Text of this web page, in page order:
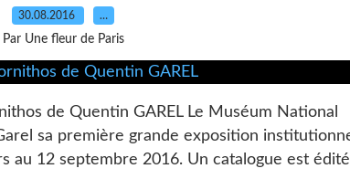
30.08.2016 …
Par Une fleur de Paris
de Quentin GAREL Le Muséum National
sa première grande exposition
au 12 septembre 2016. Un catalogue est